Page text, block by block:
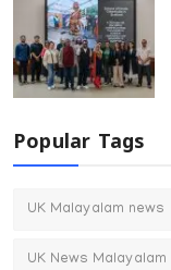
Popular Tags
UK Malayalam news
UK News Malayalam